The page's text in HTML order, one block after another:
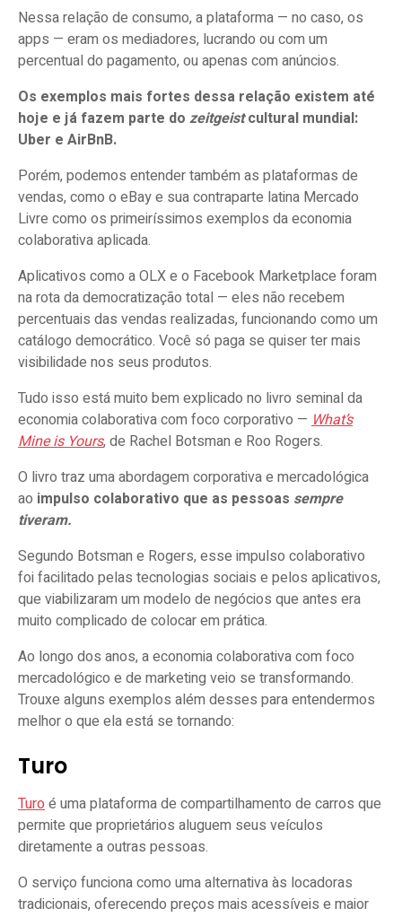
Nessa relação de consumo, a plataforma — no caso, os
apps — eram os mediadores, lucrando ou com um
percentual do pagamento, ou apenas com anúncios.
Os exemplos mais fortes dessa relação existem até
hoje e já fazem parte do zeitgeistcultural mundial:
Uber e AirBnB.
Porém, podemos entender também as plataformas de
vendas, como o eBay e sua contraparte latina Mercado
Livre como os primeiríssimos exemplos da economia
colaborativa aplicada.
Aplicativos como a OLX e o Facebook Marketplace foram
na rota da democratização total — eles não recebem
percentuais das vendas realizadas, funcionando como um
catálogo democrático. Você só paga se quiser ter mais
visibilidade nos seus produtos.
Tudo isso está muito bem explicado no livro seminal da
economia colaborativa com foco corporativo — What’s
Mine is Yours, de Rachel Botsman e Roo Rogers.
O livro traz uma abordagem corporativa e mercadológica
ao impulso colaborativo que as pessoas sempre
tiveram.
Segundo Botsman e Rogers, esse impulso colaborativo
foi facilitado pelas tecnologias sociais e pelos aplicativos,
que viabilizaram um modelo de negócios que antes era
muito complicado de colocar em prática.
Ao longo dos anos, a economia colaborativa com foco
mercadológico e de marketing veio se transformando.
Trouxe alguns exemplos além desses para entendermos
melhor o que ela está se tornando:
Turo
Turoé uma plataforma de compartilhamento de carros que
permite que proprietários aluguem seus veículos
diretamente a outras pessoas.
O serviço funciona como uma alternativa às locadoras
tradicionais, oferecendo preços mais acessíveis e maior